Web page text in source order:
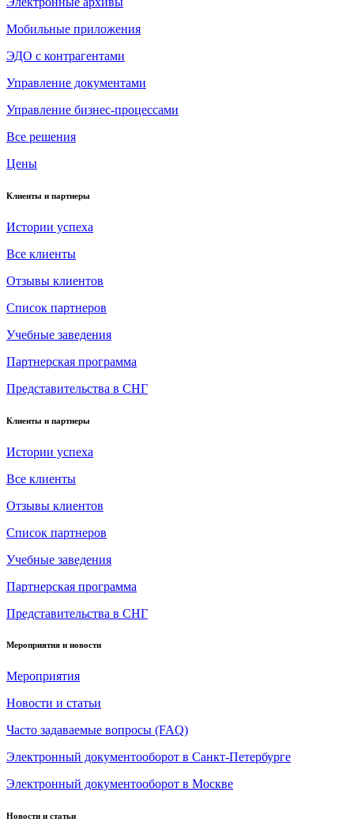
Мобильные приложения
ЭДО с контрагентами
Управление документами
Управление бизнес-процессами
Все решения
Цены
Клиенты и партнеры
Истории успеха
Все клиенты
Отзывы клиентов
Список партнеров
Учебные заведения
Партнерская программа
Представительства в СНГ
Клиенты и партнеры
Истории успеха
Все клиенты
Отзывы клиентов
Список партнеров
Учебные заведения
Партнерская программа
Представительства в СНГ
Мероприятия и новости
Мероприятия
Новости и статьи
Часто задаваемые вопросы (FAQ)
Электронный документооборот в Санкт-Петербурге
Электронный документооборот в Москве
Новости и статьи